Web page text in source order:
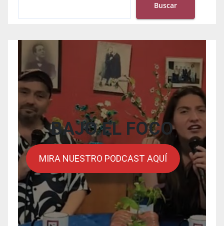
Buscar
BAJO EL FOCO
MIRA NUESTRO PODCAST AQUÍ